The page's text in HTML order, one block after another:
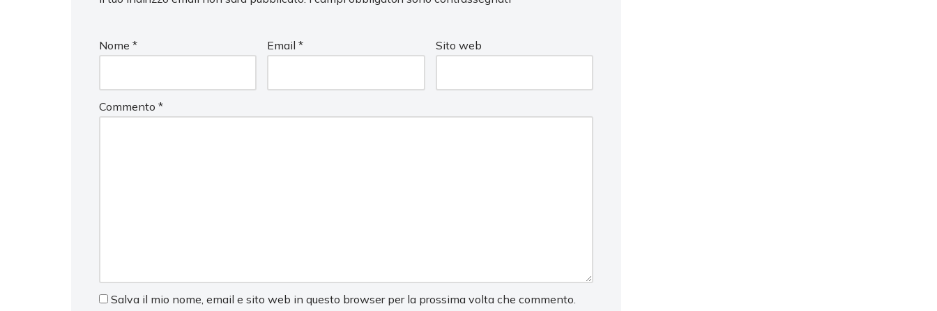
Nome * Email* Sito web
Commento *
Salva il mio nome, email e sito web in questo browser per la prossima volta che commento.